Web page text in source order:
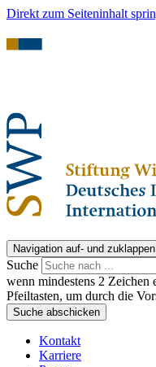
Direkt zum Seiteninhalt
Navigation auf- und zuklappen
Suche
wenn mindestens 2 Zeichen
Pfeiltasten, um durch die
Suche abschicken
Kontakt
Karriere